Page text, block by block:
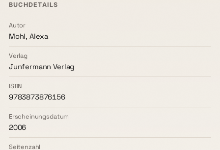
BUCHDETAILS
Autor
Mohl, Alexa
Verlag
Junfermann Verlag
ISBN
9783873876156
Erscheinungsdatum
2006
Seitenzahl